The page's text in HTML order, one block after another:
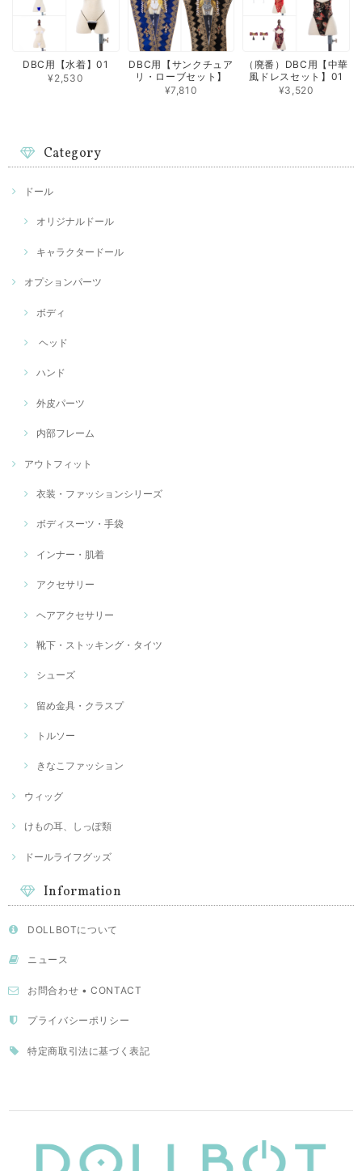
DBC用【水着】01
¥2,530
DBC用【サンクチュア
リ・ローブセット】
¥7,810
（廃番）DBC用【中華
風ドレスセット】01
¥3,520
Category
ドール
オリジナルドール
キャラクタードール
オプションパーツ
ボディ
ヘッド
ハンド
外皮パーツ
内部フレーム
アウトフィット
衣装・ファッションシリーズ
ボディスーツ・手袋
インナー・肌着
アクセサリー
ヘアアクセサリー
靴下・ストッキング・タイツ
シューズ
留め金具・クラスプ
トルソー
きなこファッション
ウィッグ
けもの耳、しっぽ類
ドールライフグッズ
Information
DOLLBOTについて
ニュース
お問合わせ • CONTACT
プライバシーポリシー
特定商取引法に基づく表記